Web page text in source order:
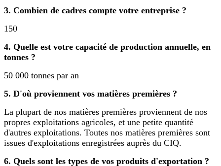
3. Combien de cadres compte votre entreprise ?
150
4. Quelle est votre capacité de production annuelle, en
tonnes ?
50 000 tonnes par an
5. D'où proviennent vos matières premières ?
La plupart de nos matières premières proviennent de nos
propres exploitations agricoles, et une petite quantité
d'autres exploitations. Toutes nos matières premières sont
issues d'exploitations enregistrées auprès du CIQ.
6. Quels sont les types de vos produits d'exportation ?